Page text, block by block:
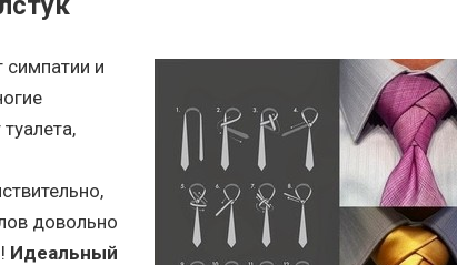
симпатии и
довольно
Идеальный